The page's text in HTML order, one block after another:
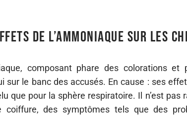
de l’ammoniaque sur les
composant phare des colorations
sur le banc des accusés. En cause : ses
que pour la sphère respiratoire. Il n’est pas
coiffure, des symptômes tels que des